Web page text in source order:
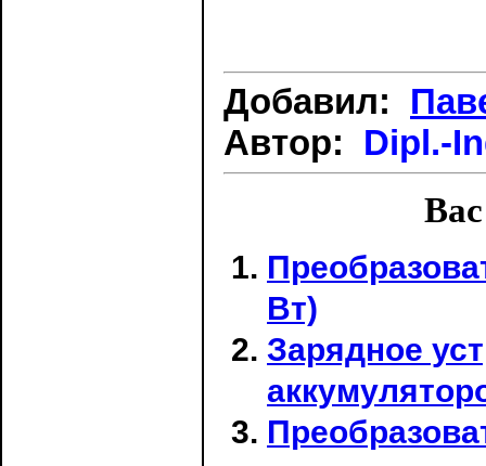
Добавил:
Автор: Dipl.-
Вт)
Зарядное